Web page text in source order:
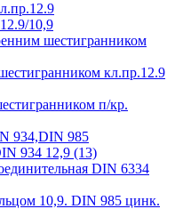
10,9
шестигранником
кл.пр.12.9
п/кр.
934,DIN 985
934 12,9 (13)
DIN 6334
10,9. DIN 985 цинк.